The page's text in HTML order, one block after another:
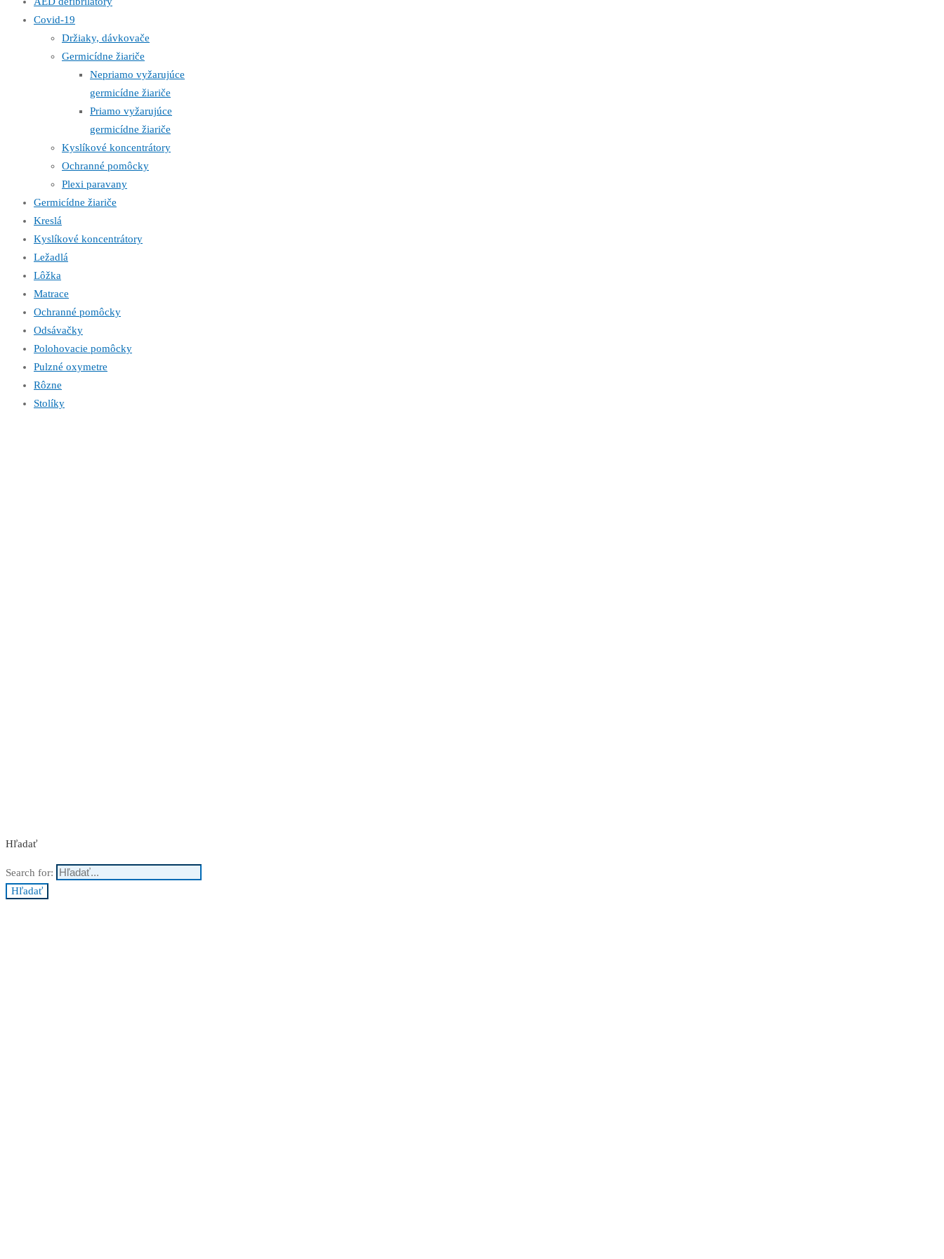
Covid-19
Držiaky, dávkovače
Germicídne žiariče
Nepriamo vyžarujúce
germicídne žiariče
Priamo vyžarujúce
germicídne žiariče
Kyslíkové koncentrátory
Ochranné pomôcky
Plexi paravany
Germicídne žiariče
Kreslá
Kyslíkové koncentrátory
Ležadlá
Lôžka
Matrace
Ochranné pomôcky
Odsávačky
Polohovacie pomôcky
Pulzné oxymetre
Rôzne
Stolíky
Hľadať
Search for:
Hľadať